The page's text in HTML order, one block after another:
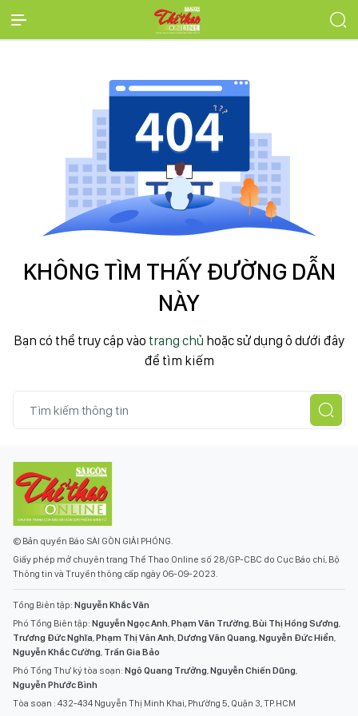
KHÔNG TÌM THẤY ĐƯỜNG DẪN
NÀY
Bạn có thể truy cập vào trang chủ hoặc sử dụng ô dưới đây
để tìm kiếm
© Bản quyền Báo SÀI GÒN GIẢI PHÓNG.
Giấy phép mở chuyên trang Thể Thao Online số 28/GP-CBC do Cục Báo chí, Bộ
Thông tin và Truyền thông cấp ngày 06-09-2023.
Tổng Biên tập: Nguyễn Khắc Văn
Phó Tổng Biên tập: Nguyễn Ngọc Anh,Phạm Văn Trường,Bùi Thị Hồng Sương,
Trương Đức Nghĩa,Phạm Thị Vân Anh,Dương Văn Quang,Nguyễn Đức Hiển,
Nguyễn Khắc Cường, Trần Gia Bảo
Phó Tổng Thư ký tòa soạn: Ngô Quang Trưởng,Nguyễn Chiến Dũng,
Nguyễn Phước Bình
Tòa soạn : 432-434 Nguyễn Thị Minh Khai, Phường 5, Quận 3, TP.HCM